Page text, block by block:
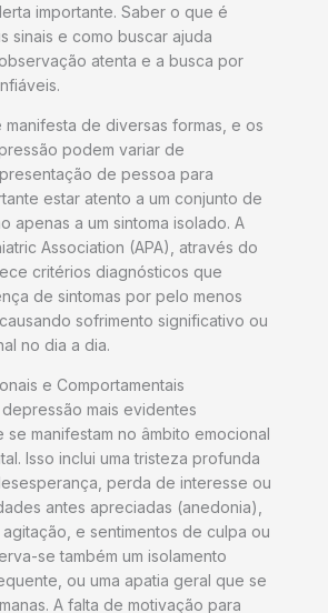
importante. Saber o que é
sinais e como buscar ajuda
atenta e a busca por
de diversas formas, e os
podem variar de
de pessoa para
estar atento a um conjunto de
apenas a um sintoma isolado. A
Association (APA), através do
critérios diagnósticos que
de sintomas por pelo menos
sofrimento significativo ou
no dia a dia.
e Comportamentais
mais evidentes
manifestam no âmbito emocional
Isso inclui uma tristeza profunda
perda de interesse ou
antes apreciadas (anedonia),
e sentimentos de culpa ou
se também um isolamento
ou uma apatia geral que se
A falta de motivação para